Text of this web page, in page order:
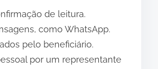
de leitura.
como WhatsApp.
pelo beneficiário.
por um representante